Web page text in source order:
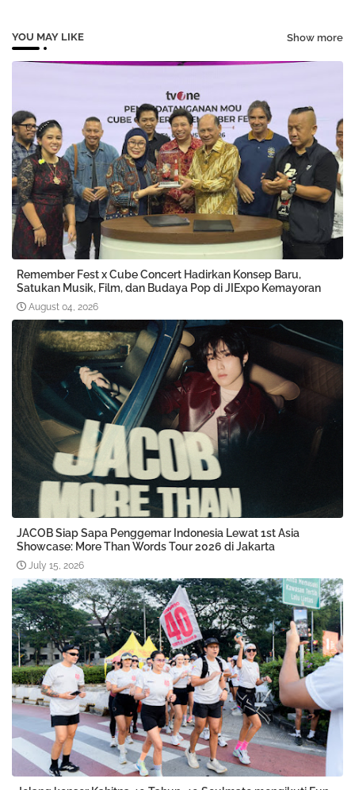
YOU MAY LIKE Show more
Remember Fest x Cube Concert Hadirkan Konsep Baru,
Satukan Musik, Film, dan Budaya Pop di JIExpo Kemayoran
August 04, 2026
JACOB Siap Sapa Penggemar Indonesia Lewat 1st Asia
Showcase: More Than Words Tour 2026 di Jakarta
July 15, 2026